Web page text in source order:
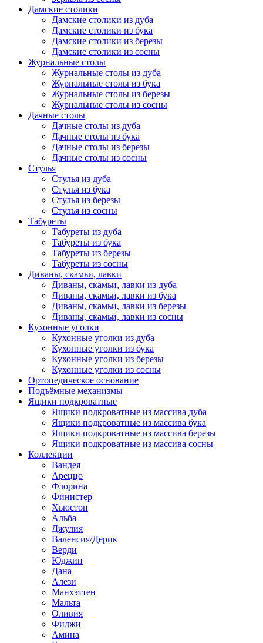
Дамские столики
Дамские столики из дуба
Дамские столики из бука
Дамские столики из березы
Дамские столики из сосны
Журнальные столы
Журнальные столы из дуба
Журнальные столы из бука
Журнальные столы из березы
Журнальные столы из сосны
Дачные столы
Дачные столы из дуба
Дачные столы из бука
Дачные столы из березы
Дачные столы из сосны
Стулья
Стулья из дуба
Стулья из бука
Стулья из березы
Стулья из сосны
Табуреты
Табуреты из дуба
Табуреты из бука
Табуреты из березы
Табуреты из сосны
Диваны, скамьи, лавки
Диваны, скамьи, лавки из дуба
Диваны, скамьи, лавки из бука
Диваны, скамьи, лавки из березы
Диваны, скамьи, лавки из сосны
Кухонные уголки
Кухонные уголки из дуба
Кухонные уголки из бука
Кухонные уголки из березы
Кухонные уголки из сосны
Ортопедическое основание
Подъёмные механизмы
Ящики подкроватные
Ящики подкроватные из массива дуба
Ящики подкроватные из массива бука
Ящики подкроватные из массива березы
Ящики подкроватные из массива сосны
Коллекции
Вандея
Ареццо
Флорина
Финистер
Хьюстон
Альба
Джулия
Валенсия/Дерик
Верди
Юджин
Дана
Алези
Манхэттен
Мальта
Оливия
Фиджи
Амина